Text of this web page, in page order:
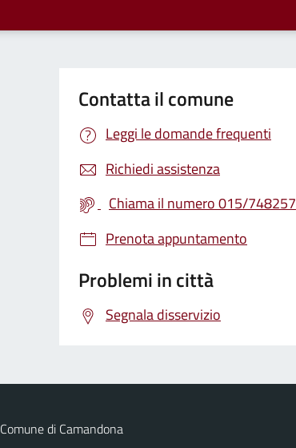
Contatta il comune
Leggi le domande frequenti
Richiedi assistenza
Chiama il numero 015/748257
Prenota appuntamento
Problemi in città
Segnala disservizio
Comune di Camandona